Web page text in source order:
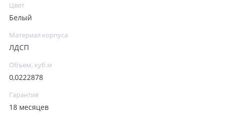
Цвет
Белый
Материал корпуса
ЛДСП
Объем, куб.м
0,0222878
Гарантия
18 месяцев